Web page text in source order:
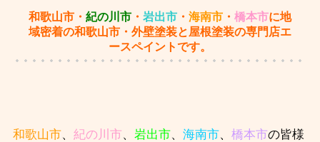
和歌山市・ 紀の川市 ・ 岩出市 ・ 海南市 ・ 橋本市に地
域密着の和歌山市・外壁塗装と屋根塗装の専門店エ
ースペイントです。
和歌山市、 紀の川市、 岩出市、 海南市、 橋本市の皆様